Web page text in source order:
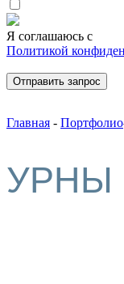
⁨⁨⁨Я соглашаюсь с
Политикой
Главная - Портфолио
УРНЫ